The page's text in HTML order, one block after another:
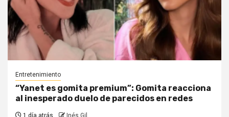
Entretenimiento
“Yanet es gomita premium”: Gomita reacciona
al inesperado duelo de parecidos en redes
1 día atrás Inés Gil